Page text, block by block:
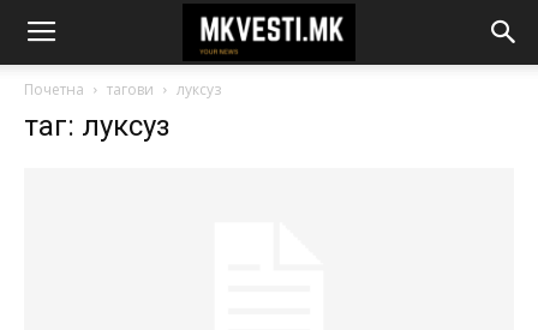
Почетна тагови луксуз
таг: луксуз